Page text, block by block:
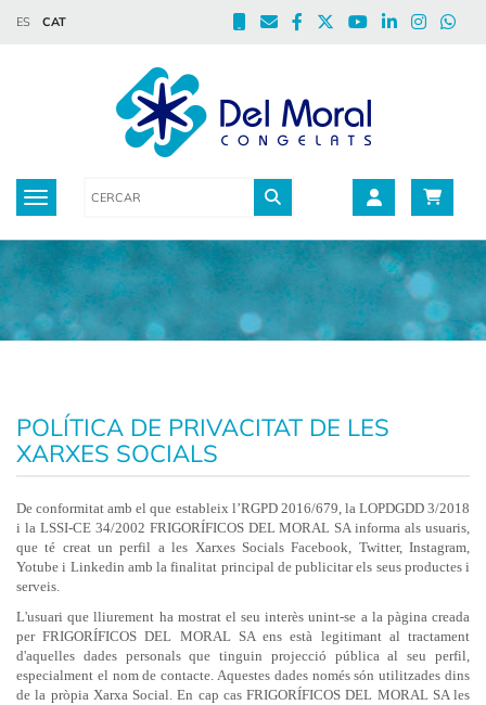
ES CAT
Toggle navigation
POLÍTICA DE PRIVACITAT DE LES
XARXES SOCIALS
De conformitat amb el que estableix l’RGPD 2016/679, la LOPDGDD 3/2018
i la LSSI-CE 34/2002 FRIGORÍFICOS DEL MORAL SA informa als usuaris,
que té creat un perfil a les Xarxes Socials Facebook, Twitter, Instagram,
Yotube i Linkedin amb la finalitat principal de publicitar els seus productes i
serveis.
L'usuari que lliurement ha mostrat el seu interès unint-se a la pàgina creada
per FRIGORÍFICOS DEL MORAL SA ens està legitimant al tractament
d'aquelles dades personals que tinguin projecció pública al seu perfil,
especialment el nom de contacte. Aquestes dades només són utilitzades dins
de la pròpia Xarxa Social. En cap cas FRIGORÍFICOS DEL MORAL SA les